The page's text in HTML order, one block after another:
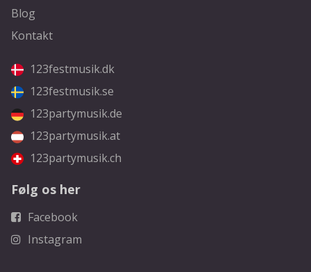
Blog
Kontakt
123festmusik.dk
123festmusik.se
123partymusik.de
123partymusik.at
123partymusik.ch
Følg os her
Facebook
Instagram